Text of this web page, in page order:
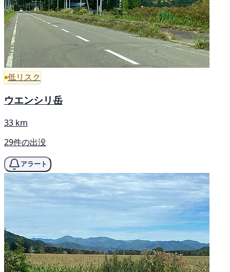
低リスク
ウエンシリ岳
33 km
29件の出没
アラート